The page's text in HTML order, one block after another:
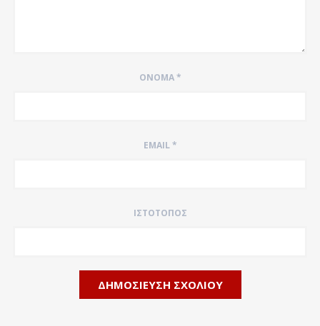
ΌΝΟΜΑ*
EMAIL*
ΙΣΤΌΤΟΠΟΣ